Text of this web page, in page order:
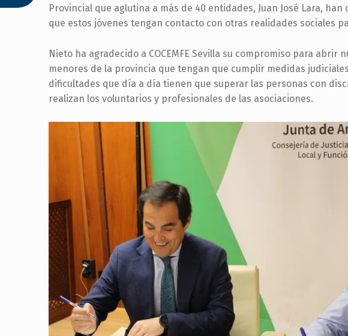
Provincial que aglutina a más de 40 entidades, Juan José Lara,
que estos jóvenes tengan contacto con otras realidades sociales
Nieto ha agradecido a COCEMFE Sevilla su compromiso para abrir
menores de la provincia que tengan que cumplir medidas
dificultades que día a día tienen que superar las personas con
realizan los voluntarios y profesionales de las asociaciones.